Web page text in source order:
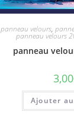
panneau velours,
panneau velours
panneau
3,00
Ajouter